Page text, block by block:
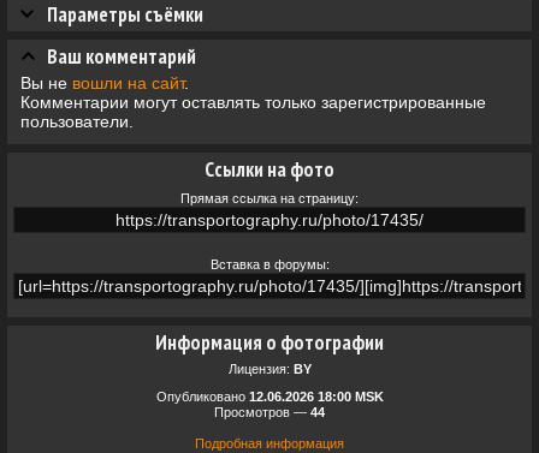
Информация о фотографии
Лицензия: BY
Опубликовано 12.06.2026 18:00 MSK
Просмотров — 44
Подробная информация
Ссылки на фото
Прямая ссылка на страницу:
Вставка в форумы:
Параметры съёмки
Ваш комментарий
Вы не вошли на сайт.
Комментарии могут оставлять только зарегистрированные
пользователи.